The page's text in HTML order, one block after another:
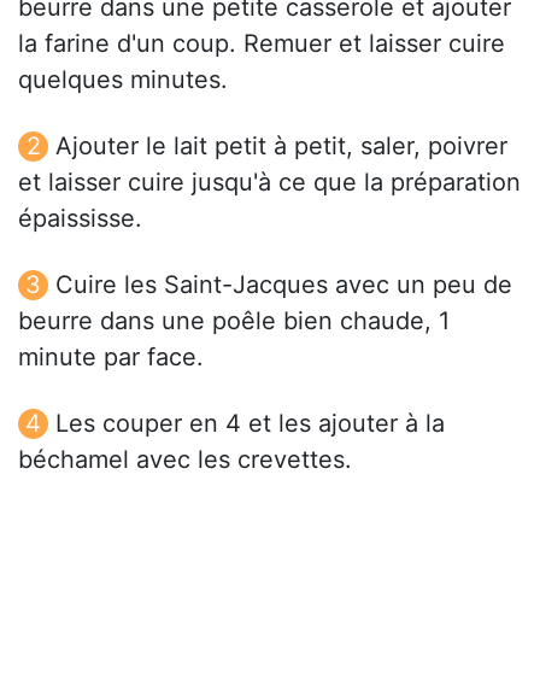
beurre dans une petite casserole et ajouter
la farine d'un coup. Remuer et laisser cuire
quelques minutes.
Ajouter le lait petit à petit, saler, poivrer
et laisser cuire jusqu'à ce que la préparation
épaississe.
Cuire les Saint-Jacques avec un peu de
beurre dans une poêle bien chaude, 1
minute par face.
Les couper en 4 et les ajouter à la
béchamel avec les crevettes.